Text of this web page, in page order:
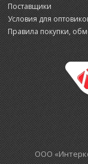
Поставщики
Условия для
Правила покупки,
ООО